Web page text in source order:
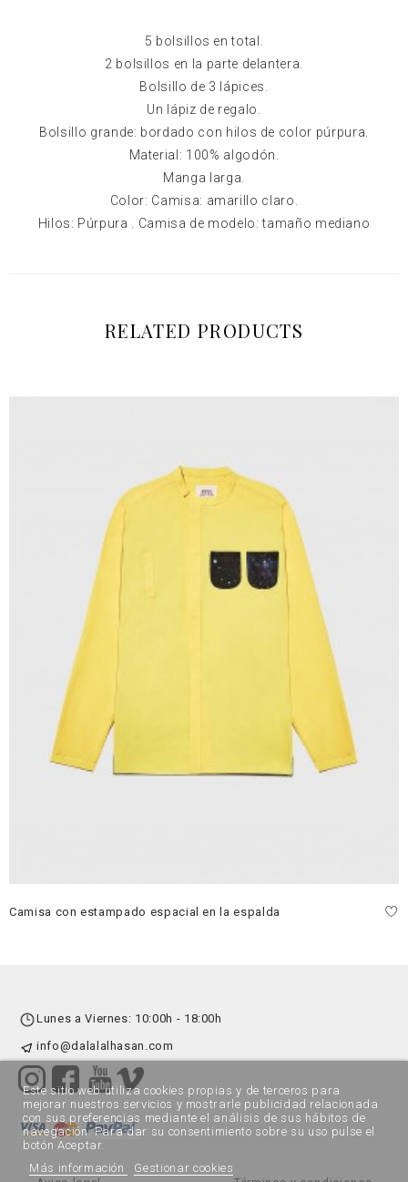
5 bolsillos en total.
2 bolsillos en la parte delantera.
Bolsillo de 3 lápices.
Un lápiz de regalo.
Bolsillo grande: bordado con hilos de color púrpura.
Material: 100% algodón.
Manga larga.
Color: Camisa: amarillo claro.
Hilos: Púrpura . Camisa de modelo: tamaño mediano
RELATED PRODUCTS
Camisa con estampado espacial en la espalda
Lunes a Viernes: 10:00h - 18:00h
info@dalalalhasan.com
Este sitio web utiliza cookies propias y de terceros para
mejorar nuestros servicios y mostrarle publicidad relacionada
con sus preferencias mediante el análisis de sus hábitos de
navegación. Para dar su consentimiento sobre su uso pulse el
botón Aceptar.
Más información
Gestionar cookies